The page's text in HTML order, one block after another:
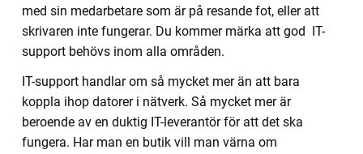
med sin medarbetare som är på resande fot, eller att
skrivaren inte fungerar. Du kommer märka att god IT-
support behövs inom alla områden.
IT-support handlar om så mycket mer än att bara
koppla ihop datorer i nätverk. Så mycket mer är
beroende av en duktig IT-leverantör för att det ska
fungera. Har man en butik vill man värna om